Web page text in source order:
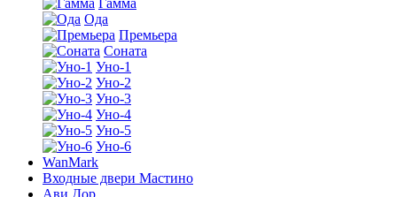
Гамма
Ода
Премьера
Соната
Уно-1
Уно-2
Уно-3
Уно-4
Уно-5
Уно-6
WanMark
Входные двери Мастино
Ави Дор